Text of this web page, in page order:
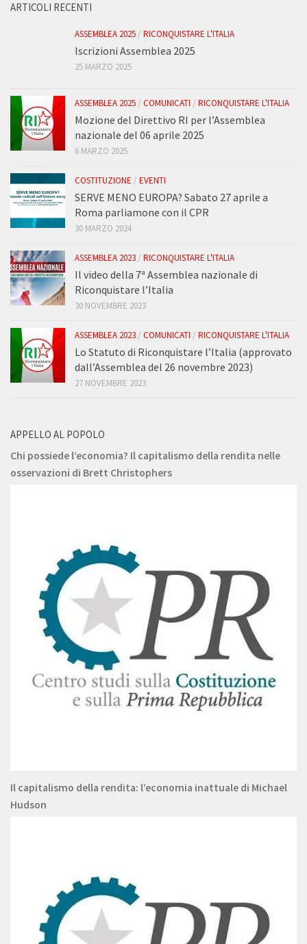
ARTICOLI RECENTI
ASSEMBLEA 2025 / RICONQUISTARE L'ITALIA
Iscrizioni Assemblea 2025
25 MARZO 2025
ASSEMBLEA 2025 / COMUNICATI / RICONQUISTARE L'ITALIA
Mozione del Direttivo RI per l’Assemblea
nazionale del 06 aprile 2025
6 MARZO 2025
COSTITUZIONE / EVENTI
SERVE MENO EUROPA? Sabato 27 aprile a
Roma parliamone con il CPR
30 MARZO 2024
ASSEMBLEA 2023 / RICONQUISTARE L'ITALIA
Il video della 7ª Assemblea nazionale di
Riconquistare l’Italia
30 NOVEMBRE 2023
ASSEMBLEA 2023 / COMUNICATI / RICONQUISTARE L'ITALIA
Lo Statuto di Riconquistare l’Italia (approvato
dall’Assemblea del 26 novembre 2023)
27 NOVEMBRE 2023
APPELLO AL POPOLO
Chi possiede l’economia? Il capitalismo della rendita nelle
osservazioni di Brett Christophers
Il capitalismo della rendita: l’economia inattuale di Michael
Hudson